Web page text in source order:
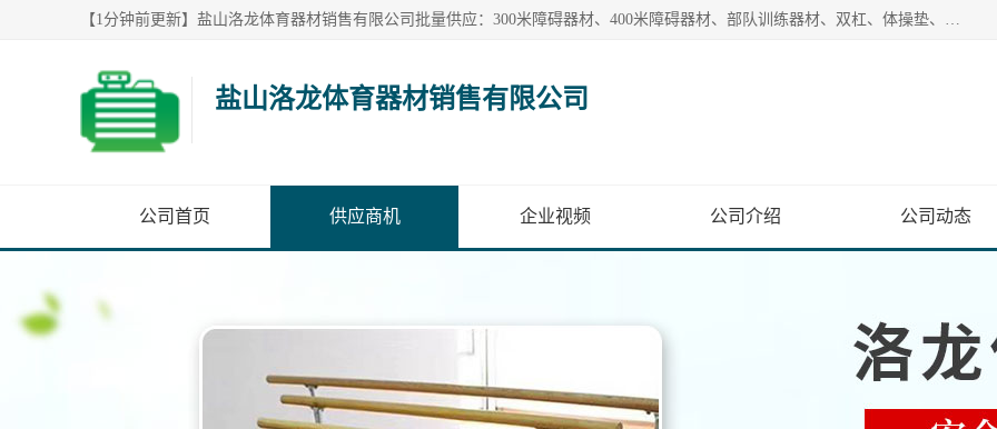
【1分钟前更新】盐山洛龙体育器材销售有限公司批量供应：300米障碍器材、400米障碍器材、部队训练器材、双杠、体操垫、舞蹈把杆等产品。盐山洛龙体育器材销售有限公司经过多年的发展，集研发，生产，销售，售后服务为一体. 奉行“质量，信誉，服务”的宗旨，以开拓创新的精神和真诚守信的态度积极进取。
盐山洛龙体育器材销售有限公司
公司首页 供应商机 企业视频 公司介绍 公司动态